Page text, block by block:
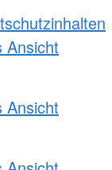
Ansicht
Ansicht